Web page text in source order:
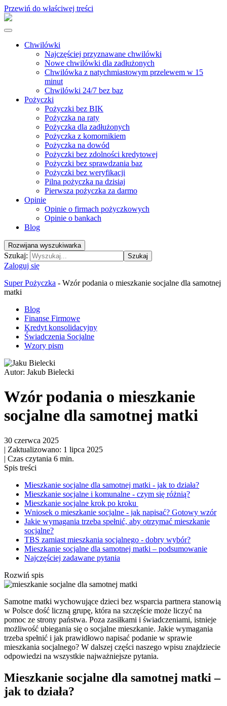
Przewiń do właściwej treści
Chwilówki
Najczęściej przyznawane chwilówki
Nowe chwilówki dla zadłużonych
Chwilówka z natychmiastowym przelewem w 15
minut
Chwilówki 24/7 bez baz
Pożyczki
Pożyczki bez BIK
Pożyczka na raty
Pożyczka dla zadłużonych
Pożyczka z komornikiem
Pożyczka na dowód
Pożyczki bez zdolności kredytowej
Pożyczki bez sprawdzania baz
Pożyczki bez weryfikacji
Pilna pożyczka na dzisiaj
Pierwsza pożyczka za darmo
Opinie
Opinie o firmach pożyczkowych
Opinie o bankach
Blog
Rozwijana wyszukiwarka
Szukaj: Szukaj
Zaloguj się
Super Pożyczka - Wzór podania o mieszkanie socjalne dla samotnej
matki
Blog
Finanse Firmowe
Kredyt konsolidacyjny
Świadczenia Socjalne
Wzory pism
Autor: Jakub Bielecki
Wzór podania o mieszkanie
socjalne dla samotnej matki
30 czerwca 2025
| Zaktualizowano: 1 lipca 2025
| Czas czytania 6 min.
Spis treści
Mieszkanie socjalne dla samotnej matki - jak to działa?
Mieszkanie socjalne i komunalne - czym się różnią?
Mieszkanie socjalne krok po kroku
Wniosek o mieszkanie socjalne - jak napisać? Gotowy wzór
Jakie wymagania trzeba spełnić, aby otrzymać mieszkanie
socjalne?
TBS zamiast mieszkania socjalnego - dobry wybór?
Mieszkanie socjalne dla samotnej matki – podsumowanie
Najczęściej zadawane pytania
Rozwiń spis
Samotne matki wychowujące dzieci bez wsparcia partnera stanowią
w Polsce dość liczną grupę, która na szczęście może liczyć na
pomoc ze strony państwa. Poza zasiłkami i świadczeniami, istnieje
możliwość ubiegania się o socjalne mieszkanie. Jakie wymagania
trzeba spełnić i jak prawidłowo napisać podanie w sprawie
mieszkania socjalnego? W dalszej części naszego wpisu znajdziecie
odpowiedzi na wszystkie najważniejsze pytania.
Mieszkanie socjalne dla samotnej matki –
jak to działa?